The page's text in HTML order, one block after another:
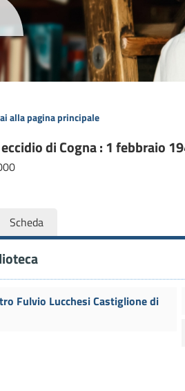
alla pagina principale
eccidio di Cogna : 1 febbraio
Scheda
Fulvio Lucchesi Castiglione di